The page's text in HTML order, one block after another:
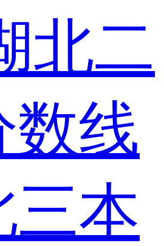
北二
数线
三本